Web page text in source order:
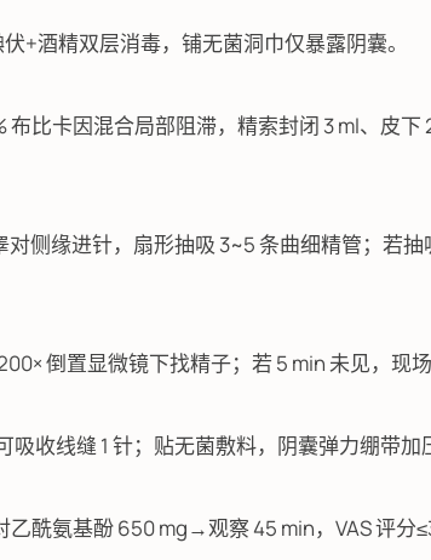
+酒精双层消毒，铺无菌洞巾仅暴露阴囊。
布比卡因混合局部阻滞，精索封闭 3 ml、皮
对侧缘进针，扇形抽吸 3~5 条曲细精管；若
倒置显微镜下找精子；若 5 min 未见，现场
吸收线缝 1 针；贴无菌敷料，阴囊弹力绷带加
酰氨基酚 650 mg→观察 45 min，VAS 评分